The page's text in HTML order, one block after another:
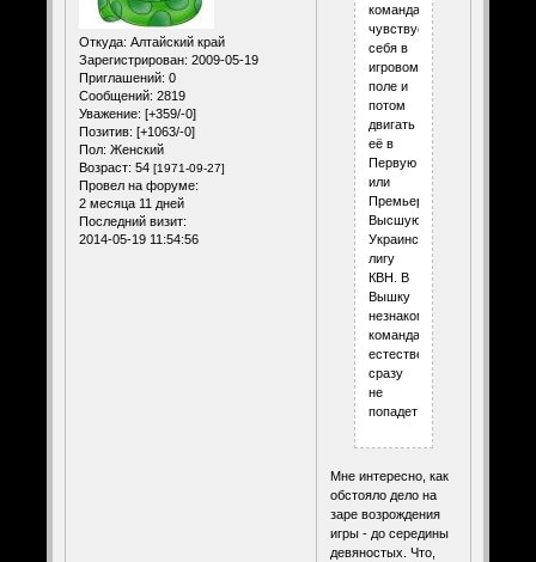
Откуда: Алтайский край
Зарегистрирован: 2009-05-19
Приглашений: 0
Сообщений: 2819
Уважение: [+359/-0]
Позитив: [+1063/-0]
Пол: Женский
Возраст: 54 [1971-09-27]
Провел на форуме:
2 месяца 11 дней
Последний визит:
2014-05-19 11:54:56
команда
чувствует
себя в
игровом
поле и
потом
двигать
её в
Первую
или
Премьерку,
Высшую
Украинскую
лигу
КВН. В
Вышку
незнакомая
команда,
естественно,
сразу
не
попадет!
Мне интересно, как
обстояло дело на
заре возрождения
игры - до середины
девяностых. Что,